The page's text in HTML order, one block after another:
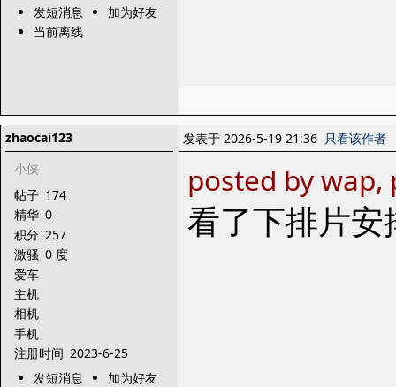
发短消息
加为好友
当前离线
zhaocai123
小侠
帖子 174
精华 0
积分 257
激骚 0 度
爱车
主机
相机
手机
注册时间 2023-6-25
发短消息
加为好友
发表于 2026-5-19 21:36 只看该作者
posted by
看了下排片